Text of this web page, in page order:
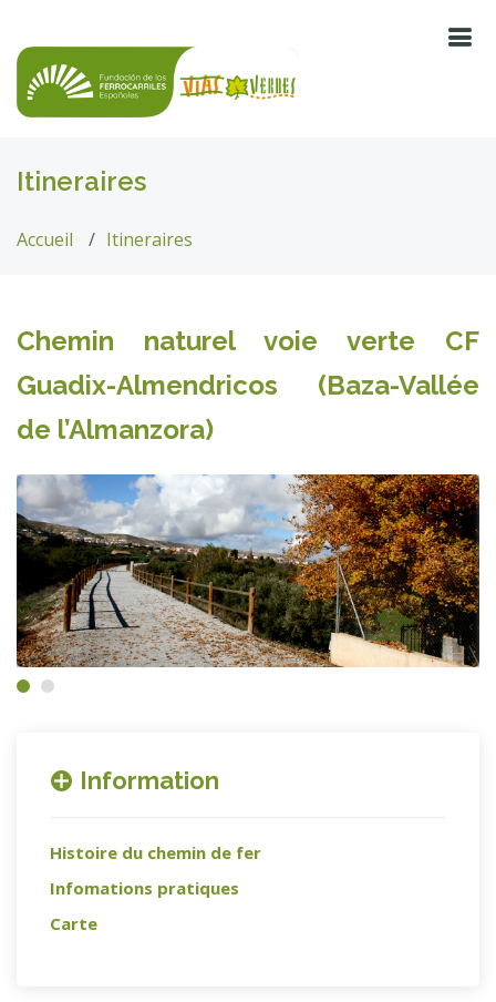
Itineraires
Accueil Itineraires
Chemin naturel voie verte CF
Guadix-Almendricos (Baza-Vallée
de l’Almanzora)
Information
Histoire du chemin de fer
Infomations pratiques
Carte